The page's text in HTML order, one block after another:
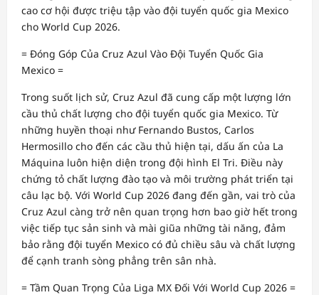
cao cơ hội được triệu tập vào đội tuyển quốc gia Mexico
cho World Cup 2026.
= Đóng Góp Của Cruz Azul Vào Đội Tuyển Quốc Gia
Mexico =
Trong suốt lịch sử, Cruz Azul đã cung cấp một lượng lớn
cầu thủ chất lượng cho đội tuyển quốc gia Mexico. Từ
những huyền thoại như Fernando Bustos, Carlos
Hermosillo cho đến các cầu thủ hiện tại, dấu ấn của La
Máquina luôn hiện diện trong đội hình El Tri. Điều này
chứng tỏ chất lượng đào tạo và môi trường phát triển tại
câu lạc bộ. Với World Cup 2026 đang đến gần, vai trò của
Cruz Azul càng trở nên quan trọng hơn bao giờ hết trong
việc tiếp tục sản sinh và mài giũa những tài năng, đảm
bảo rằng đội tuyển Mexico có đủ chiều sâu và chất lượng
để cạnh tranh sòng phẳng trên sân nhà.
= Tầm Quan Trọng Của Liga MX Đối Với World Cup 2026 =